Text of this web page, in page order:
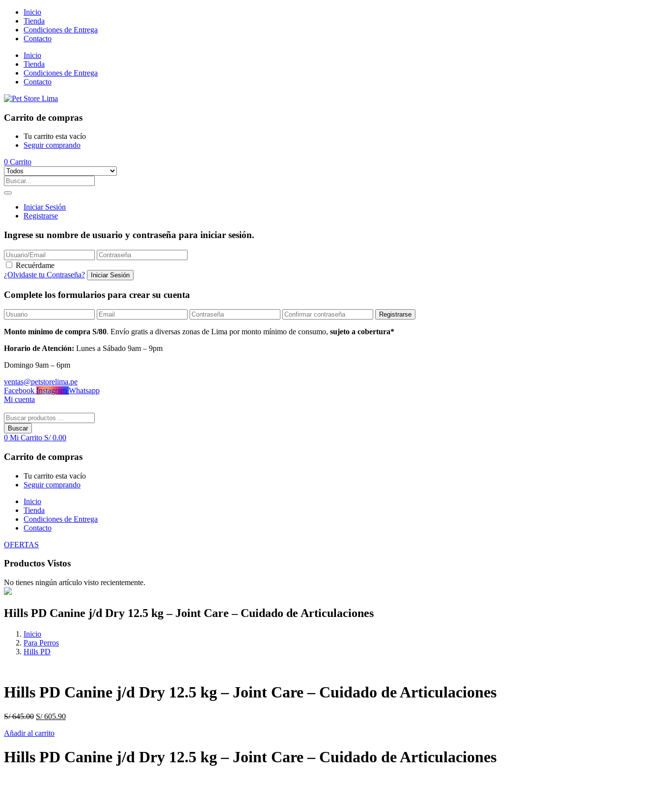
Inicio
Tienda
Condiciones de Entrega
Contacto
Inicio
Tienda
Condiciones de Entrega
Contacto
Carrito de compras
Tu carrito esta vacío
Seguir comprando
0 Carrito
Iniciar Sesión
Registrarse
Ingrese su nombre de usuario y contraseña para iniciar sesión.
Recuérdame
¿Olvidaste tu Contraseña?
Complete los formularios para crear su cuenta
Monto mínimo de compra S/80. Envío gratis a diversas zonas de Lima por monto mínimo de consumo, sujeto a cobertura*
Horario de Atención: Lunes a Sábado 9am – 9pm
Domingo 9am – 6pm
ventas@petstorelima.pe
Facebook Instagram Whatsapp
Mi cuenta
Buscar
0 Mi Carrito S/0.00
Carrito de compras
Tu carrito esta vacío
Seguir comprando
Inicio
Tienda
Condiciones de Entrega
Contacto
OFERTAS
Productos Vistos
No tienes ningún artículo visto recientemente.
Hills PD Canine j/d Dry 12.5 kg – Joint Care – Cuidado de Articulaciones
Inicio
Para Perros
Hills PD
Hills PD Canine j/d Dry 12.5 kg – Joint Care – Cuidado de Articulaciones
S/645.00 El
original
S/ 645.00.
S/605.90El
S/ 605.90.
Añadir al carrito
Hills PD Canine j/d Dry 12.5 kg – Joint Care – Cuidado de Articulaciones